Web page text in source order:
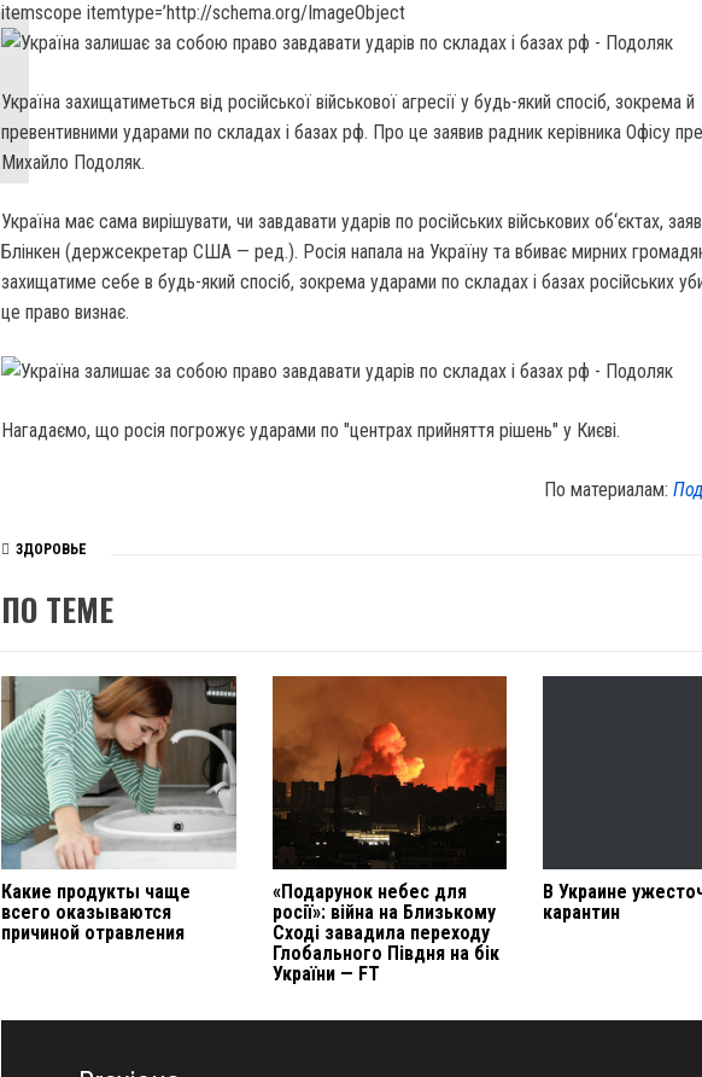
itemscope itemtype=’http://schema.org/ImageObject
Україна захищатиметься від російської військової агресії у будь-який спосіб, зокрема й
превентивними ударами по складах і базах рф. Про це заявив радник керівника Офісу
Михайло Подоляк.
Україна має сама вирішувати, чи завдавати ударів по російських військових об‘єктах,
Блінкен (держсекретар США — ред.). Росія напала на Україну та вбиває мирних
захищатиме себе в будь-який спосіб, зокрема ударами по складах і базах російських
це право визнає.
Нагадаємо, що росія погрожує ударами по "центрах прийняття рішень" у Києві.
По материалам:
ЗДОРОВЬЕ
ПО ТЕМЕ
Какие продукты чаще
всего оказываются
причиной отравления
«Подарунок небес для
росії»: війна на Близькому
Сході завадила переходу
Глобального Півдня на бік
України — FT
В Украине
карантин
Навигация